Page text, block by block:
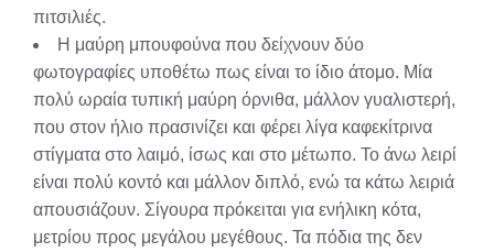
πιτσιλιές.
Η μαύρη μπουφούνα που δείχνουν δύο
φωτογραφίες υποθέτω πως είναι το ίδιο άτομο. Μία
πολύ ωραία τυπική μαύρη όρνιθα, μάλλον γυαλιστερή,
που στον ήλιο πρασινίζει και φέρει λίγα καφεκίτρινα
στίγματα στο λαιμό, ίσως και στο μέτωπο. Το άνω λειρί
είναι πολύ κοντό και μάλλον διπλό, ενώ τα κάτω λειριά
απουσιάζουν. Σίγουρα πρόκειται για ενήλικη κότα,
μετρίου προς μεγάλου μεγέθους. Τα πόδια της δεν